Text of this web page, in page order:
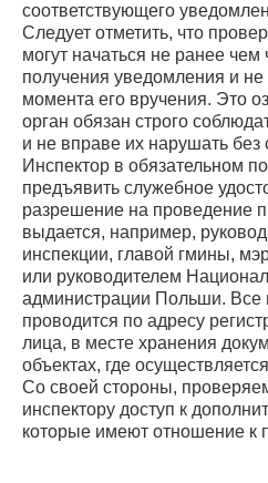
соответствующего
Следует отметить, что
могут начаться не ранее чем
получения уведомления и
момента его вручения. Это
орган обязан строго
и не вправе их нарушать без
Инспектор в обязательном
предъявить служебное
разрешение на проведение
выдается, например,
инспекции, главой гмины,
или руководителем
администрации Польши. Все
проводится по адресу
лица, в месте хранения
объектах, где
Со своей стороны,
инспектору доступ к
которые имеют отношение к